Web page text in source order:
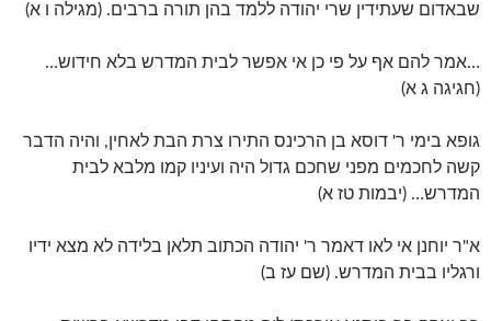
שבאדום שעתידין שרי יהודה ללמד בהן תורה ברבים. (מגילה ו א)
…אמר להם אף על פי כן אי אפשר לבית המדרש בלא חידוש…
(חגיגה ג א)
גופא בימי ר' דוסא בן הרכינס התירו צרת הבת לאחין, והיה הדבר
קשה לחכמים מפני שחכם גדול היה ועיניו קמו מלבא לבית
המדרש… (יבמות טז א)
א"ר יוחנן אי לאו דאמר ר' יהודה הכתוב תלאן בלידה לא מצא ידיו
ורגליו בבית המדרש. (שם עז ב)